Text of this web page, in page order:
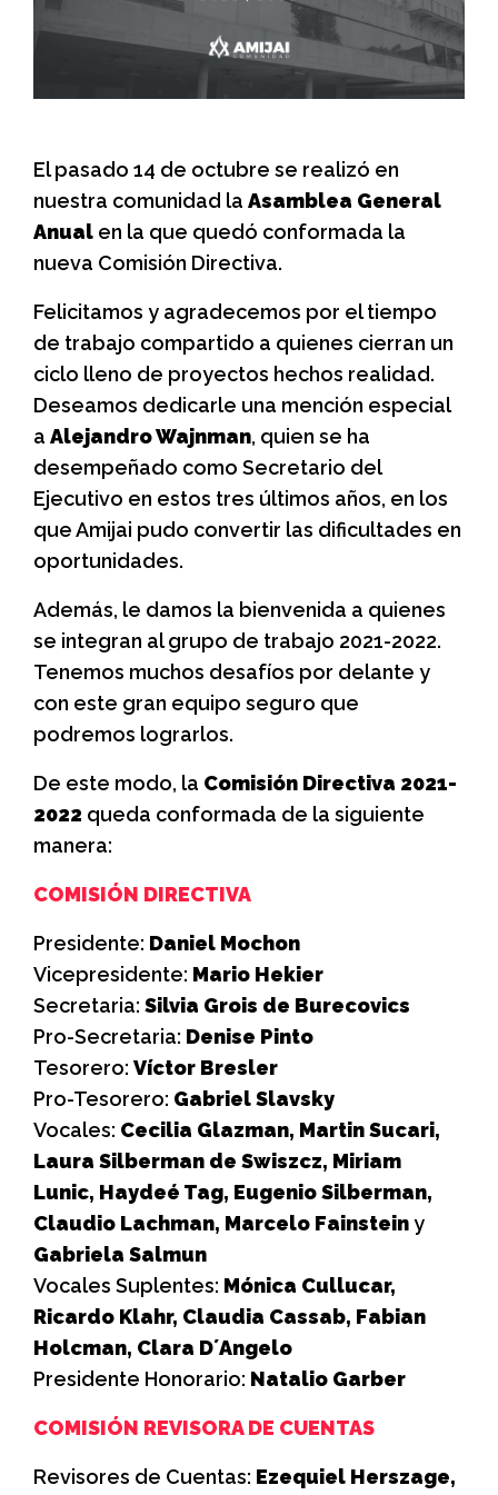
El pasado 14 de octubre se realizó en
nuestra comunidad la Asamblea General
Anual en la que quedó conformada la
nueva Comisión Directiva.
Felicitamos y agradecemos por el tiempo
de trabajo compartido a quienes cierran un
ciclo lleno de proyectos hechos realidad.
Deseamos dedicarle una mención especial
a Alejandro Wajnman, quien se ha
desempeñado como Secretario del
Ejecutivo en estos tres últimos años, en los
que Amijai pudo convertir las dificultades en
oportunidades.
Además, le damos la bienvenida a quienes
se integran al grupo de trabajo 2021-2022.
Tenemos muchos desafíos por delante y
con este gran equipo seguro que
podremos lograrlos.
De este modo, la Comisión Directiva 2021-
2022 queda conformada de la siguiente
manera:
COMISIÓN DIRECTIVA
Presidente: Daniel Mochon
Vicepresidente: Mario Hekier
Secretaria: Silvia Grois de Burecovics
Pro-Secretaria: Denise Pinto
Tesorero: Víctor Bresler
Pro-Tesorero: Gabriel Slavsky
Vocales: Cecilia Glazman, Martin Sucari,
Laura Silberman de Swiszcz, Miriam
Lunic, Haydeé Tag, Eugenio Silberman,
Claudio Lachman, Marcelo Fainsteiny
Gabriela Salmun
Vocales Suplentes: Mónica Cullucar,
Ricardo Klahr, Claudia Cassab, Fabian
Holcman, Clara D´Angelo
Presidente Honorario: Natalio Garber
COMISIÓN REVISORA DE CUENTAS
Revisores de Cuentas: Ezequiel Herszage,